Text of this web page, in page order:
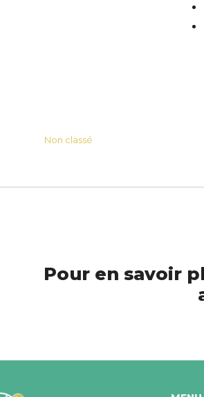
Non classé
Pour en savoir